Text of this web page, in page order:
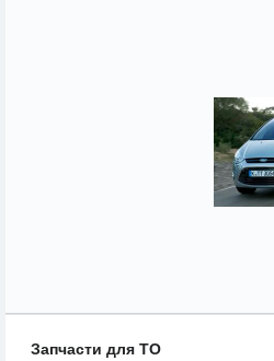
Запчасти для ТО